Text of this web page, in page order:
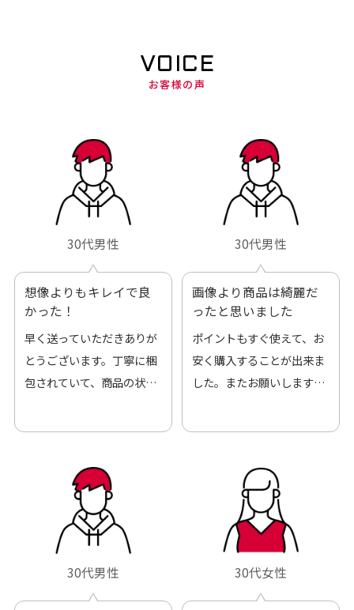
VOICE
お客様の声
30代男性
想像よりもキレイで良
かった！
早く送っていただきありが
とうございます。丁寧に梱
包されていて、商品の状態
30代男性
画像より商品は綺麗だ
ったと思いました
ポイントもすぐ使えて、お
安く購入することが出来ま
した。またお願いします、
30代男性 30代女性